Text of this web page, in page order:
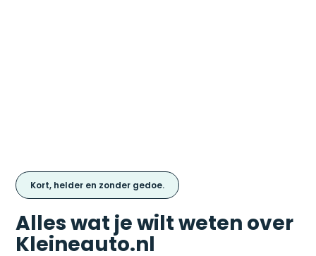
Kort, helder en zonder gedoe.
Alles wat je wilt weten over
Kleineauto.nl